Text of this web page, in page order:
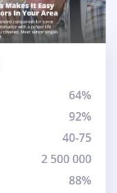
64%
92%
40-75
2 500 000
88%